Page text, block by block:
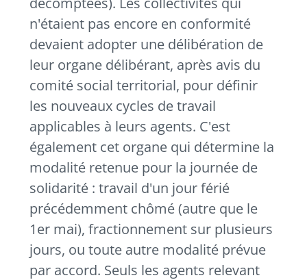
n'étaient pas encore en conformité
devaient adopter une délibération de
leur organe délibérant, après avis du
comité social territorial, pour définir
les nouveaux cycles de travail
applicables à leurs agents. C'est
également cet organe qui détermine la
modalité retenue pour la journée de
solidarité : travail d'un jour férié
précédemment chômé (autre que le
1er mai), fractionnement sur plusieurs
jours, ou toute autre modalité prévue
par accord. Seuls les agents relevant